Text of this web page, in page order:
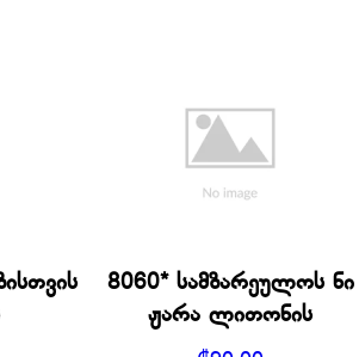
8060* სამზარეულოს ნი
ჟარა ლითონის